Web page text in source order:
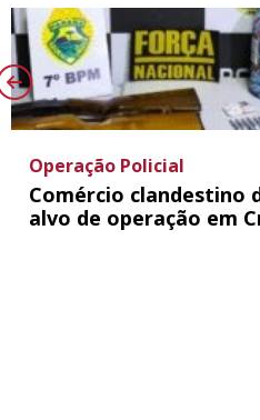
Operação Policial
Comércio clandestino
alvo de operação em